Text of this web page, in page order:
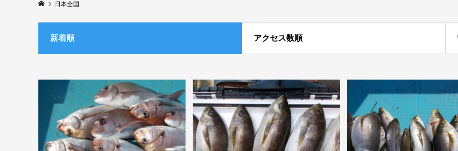
日本全国
新着順 アクセス数順